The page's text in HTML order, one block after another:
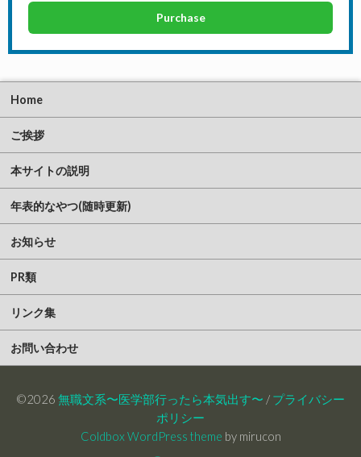
Purchase
Home
ご挨拶
本サイトの説明
年表的なやつ(随時更新)
お知らせ
PR類
リンク集
お問い合わせ
©2026 無職文系〜医学部行ったら本気出す〜 / プライバシー
ポリシー
Coldbox WordPress theme by mirucon